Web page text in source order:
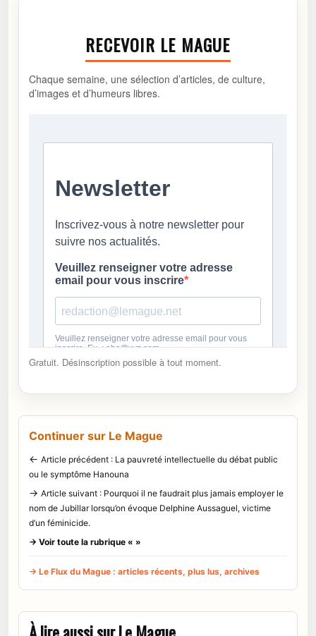
RECEVOIR LE MAGUE
Chaque semaine, une sélection d’articles, de culture,
d’images et d’humeurs libres.
Gratuit. Désinscription possible à tout moment.
Continuer sur Le Mague
← Article précédent : La pauvreté intellectuelle du débat public
ou le symptôme Hanouna
→ Article suivant : Pourquoi il ne faudrait plus jamais employer le
nom de Jubillar lorsqu’on évoque Delphine Aussaguel, victime
d’un féminicide.
→ Voir toute la rubrique « »
→ Le Flux du Mague : articles récents, plus lus, archives